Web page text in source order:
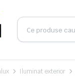
Iluminat exterior